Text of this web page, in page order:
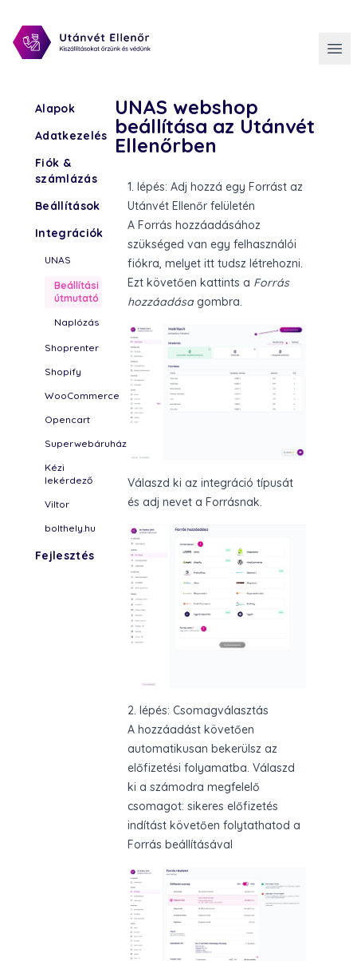
Alapok
Adatkezelés
Fiók &
számlázás
Beállítások
Integrációk
UNAS
Beállítási
útmutató
Naplózás
Shoprenter
Shopify
WooCommerce
Opencart
Superwebáruház
Kézi
lekérdező
Viltor
bolthely.hu
Fejlesztés
UNAS webshop
beállítása az Utánvét
Ellenőrben
1. lépés: Adj hozzá egy Forrást az
Utánvét Ellenőr felületén
A Forrás hozzáadásához
szükséged van egy felhasználói
fiókra, melyet itt tudsz létrehozni.
Ezt követően kattints a Forrás
hozzáadásagombra.
Válaszd ki az integráció típusát
és adj nevet a Forrásnak.
2. lépés: Csomagválasztás
A hozzáadást követően
automatikusan bekerülsz az
előfizetési folyamatba. Válaszd
ki a számodra megfelelő
csomagot: sikeres előfizetés
indítást követően folytathatod a
Forrás beállításával